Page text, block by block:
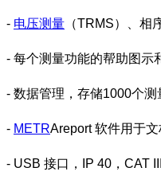
- 电压测量 （TRMS）、相
- 每个测量功能的帮助图示
- 数据管理，存储1000个测
- METRAreport 软件用于
- USB 接口，IP 40，CAT